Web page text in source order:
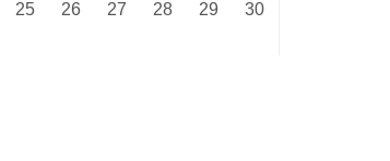
25 26 27 28 29
30